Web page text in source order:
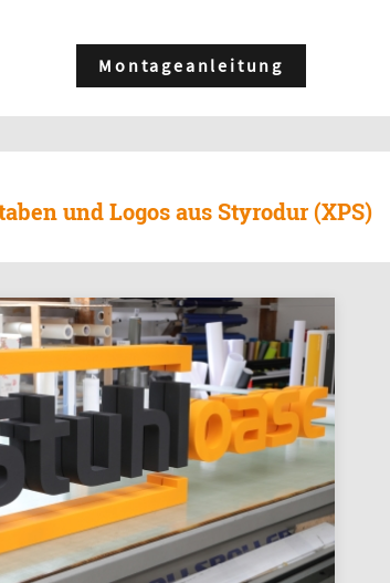
Montageanleitung
und Logos aus Styrodur (XPS)